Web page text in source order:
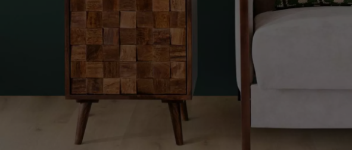
appelle